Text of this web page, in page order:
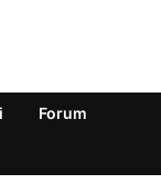
Forum